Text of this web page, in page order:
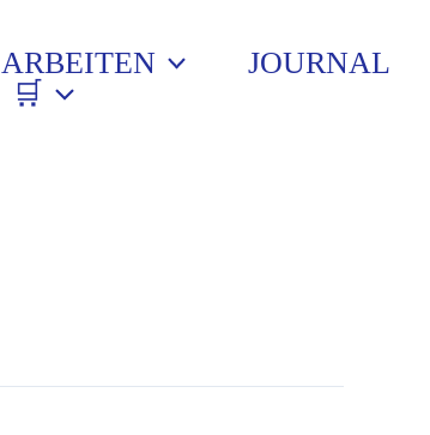
ARBEITEN JOURNAL
🛒